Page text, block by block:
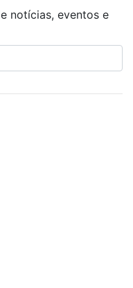
notícias, eventos e